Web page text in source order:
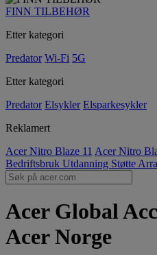
FINN TILBEHØR
Etter kategori
Predator Wi-Fi 5G
Etter kategori
Predator Elsykler Elsparkesykler
Reklamert
Acer Nitro Blaze 11 Acer Nitro
Bedriftsbruk Utdanning Støtte
Acer Global
Acer Norge